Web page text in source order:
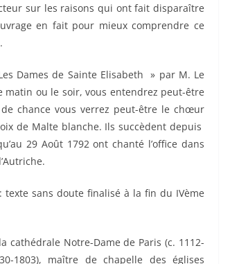
sur les raisons qui ont fait disparaître
en fait pour mieux comprendre ce
Dames de Sainte Elisabeth » par M. Le
matin ou le soir, vous entendrez peut-être
chance vous verrez peut-être le chœur
de Malte blanche. Ils succèdent depuis
29 Août 1792 ont chanté l’office dans
: texte sans doute finalisé à la fin du IVème
cathédrale Notre-Dame de Paris (c. 1112-
1803), maître de chapelle des églises